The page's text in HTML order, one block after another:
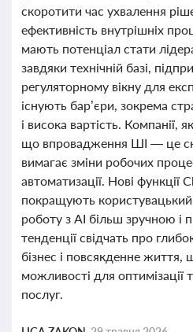
скоротити час ухвалення
ефективність внутрішніх
мають потенціал стати
завдяки технічній базі,
регуляторному вікну для
існують бар’єри, зокрема
і висока вартість. Компанії,
що впровадження ШІ — це
вимагає зміни робочих
автоматизації. Нові функції
покращують
роботу з AI більш зручною і
тенденції свідчать про
бізнес і повсякденне життя,
можливості для оптимізації
послуг.